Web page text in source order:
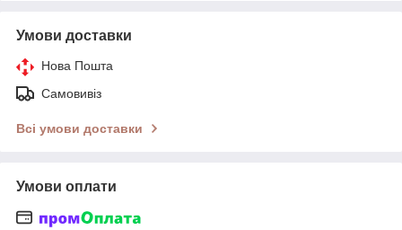
Умови доставки
Нова Пошта
Самовивіз
Всі умови доставки
Умови оплати